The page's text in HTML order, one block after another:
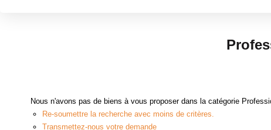
Nous n'avons pas de biens à vous proposer dans la catégorie
Re-soumettre la recherche avec moins de critères.
Transmettez-nous votre demande